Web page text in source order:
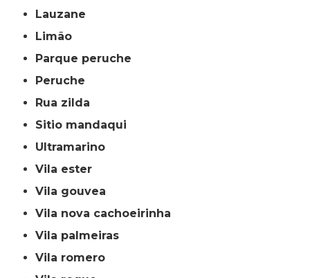
lauzane
limão
parque peruche
peruche
rua zilda
sitio mandaqui
ultramarino
vila ester
vila gouvea
vila nova cachoeirinha
vila palmeiras
vila romero